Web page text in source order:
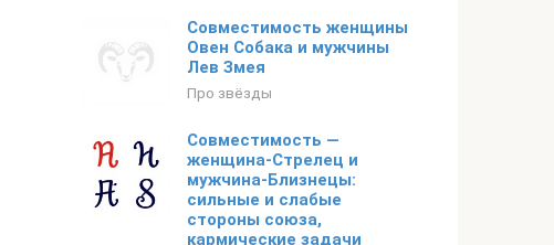
Совместимость женщины
Овен Собака и мужчины
Лев Змея
Про звёзды
Совместимость —
женщина-Стрелец и
мужчина-Близнецы:
сильные и слабые
стороны союза,
кармические задачи